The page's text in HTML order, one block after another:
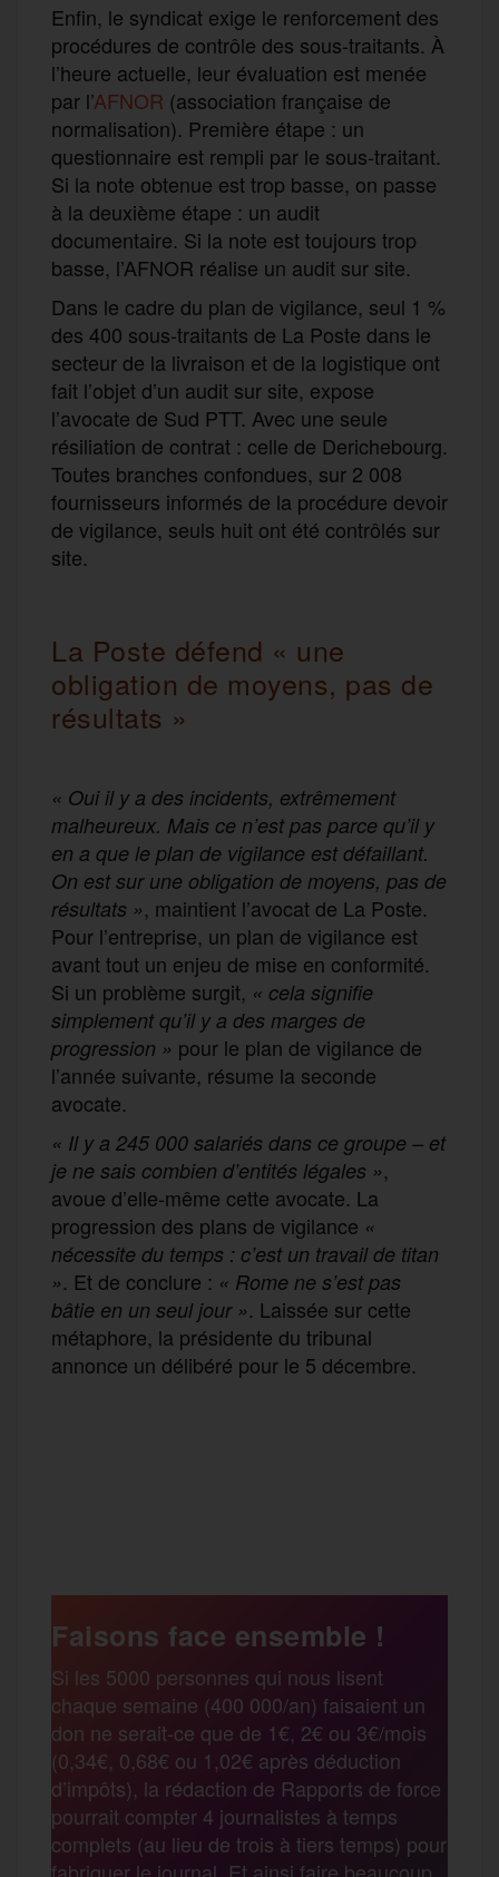
Enfin, le syndicat exige le renforcement des
procédures de contrôle des sous-traitants. À
l’heure actuelle, leur évaluation est menée
par l’AFNOR (association française de
normalisation). Première étape : un
questionnaire est rempli par le sous-traitant.
Si la note obtenue est trop basse, on passe
à la deuxième étape : un audit
documentaire. Si la note est toujours trop
basse, l’AFNOR réalise un audit sur site.
Dans le cadre du plan de vigilance, seul 1 %
des 400 sous-traitants de La Poste dans le
secteur de la livraison et de la logistique ont
fait l’objet d’un audit sur site, expose
l’avocate de Sud PTT. Avec une seule
résiliation de contrat : celle de Derichebourg.
Toutes branches confondues, sur 2 008
fournisseurs informés de la procédure devoir
de vigilance, seuls huit ont été contrôlés sur
site.
La Poste défend « une
obligation de moyens, pas de
résultats »
« Oui il y a des incidents, extrêmement
malheureux. Mais ce n’est pas parce qu’il y
en a que le plan de vigilance est défaillant.
On est sur une obligation de moyens, pas de
résultats », maintient l’avocat de La Poste.
Pour l’entreprise, un plan de vigilance est
avant tout un enjeu de mise en conformité.
Si un problème surgit, « cela signifie
simplement qu’il y a des marges de
progression » pour le plan de vigilance de
l’année suivante, résume la seconde
avocate.
« Il y a 245 000 salariés dans ce groupe – et
je ne sais combien d’entités légales »,
avoue d’elle-même cette avocate. La
progression des plans de vigilance «
nécessite du temps : c’est un travail de titan
». Et de conclure : « Rome ne s’est pas
bâtie en un seul jour ». Laissée sur cette
métaphore, la présidente du tribunal
annonce un délibéré pour le 5 décembre.
b
o
o
t
e
r
l
s
a
g
e
r
t
a
g
Faisons face ensemble !
Si les 5000 personnes qui nous lisent
chaque semaine (400 000/an) faisaient un
don ne serait-ce que de 1€, 2€ ou 3€/mois
(0,34€, 0,68€ ou 1,02€ après déduction
d’impôts), la rédaction de Rapports de force
pourrait compter 4 journalistes à temps
complets (au lieu de trois à tiers temps) pour
fabriquer le journal. Et ainsi faire beaucoup